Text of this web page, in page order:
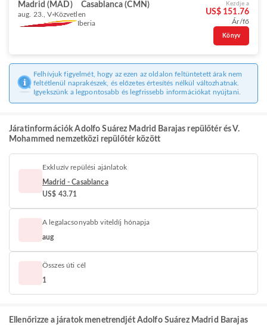
Madrid (MAD) Casablanca (CMN)
aug. 23., V Közvetlen
Iberia
Kezdje a
US$ 151.76
Ár/fő
Könyv
Felhívjuk figyelmét, hogy az ezen az oldalon feltüntetett árak nem
feltétlenül naprakészek, és előzetes értesítés nélkül változhatnak.
Igyekszünk a legpontosabb és legfrissebb információkat nyújtani.
Járatinformációk Adolfo Suárez Madrid Barajas repülőtér és V.
Mohammed nemzetközi repülőtér között
Exkluzív repülési ajánlatok
Madrid - Casablanca
US$ 43.71
A legalacsonyabb viteldíj hónapja
aug
Összes úti cél
1
Ellenőrizze a járatok menetrendjét Adolfo Suárez Madrid Barajas